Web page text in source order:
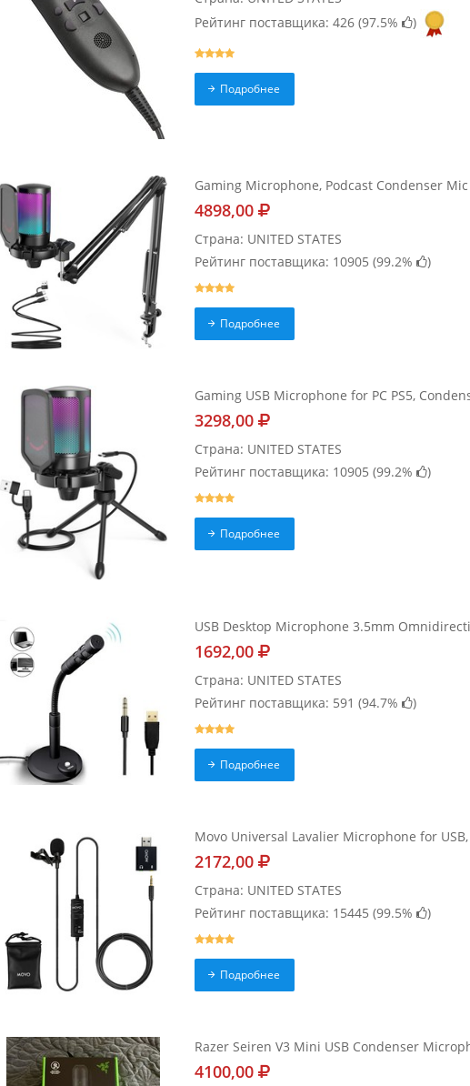
Рейтинг поставщика: 426 (97.5% )
Подробнее
Gaming Microphone, Podcast Condenser
4898,00
Страна: UNITED STATES
Рейтинг поставщика: 10905 (99.2% )
Подробнее
Gaming USB Microphone for PC PS5,
3298,00
Страна: UNITED STATES
Рейтинг поставщика: 10905 (99.2% )
Подробнее
USB Desktop Microphone 3.5mm
1692,00
Страна: UNITED STATES
Рейтинг поставщика: 591 (94.7% )
Подробнее
Movo Universal Lavalier Microphone for
2172,00
Страна: UNITED STATES
Рейтинг поставщика: 15445 (99.5% )
Подробнее
Razer Seiren V3 Mini USB Condenser
4100,00